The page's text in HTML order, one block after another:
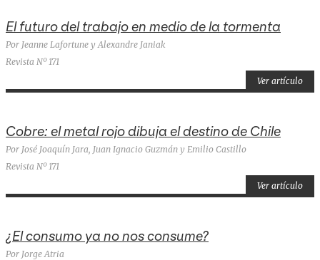
El futuro del trabajo en medio de la tormenta
Por Jeanne Lafortune y Alexandre Janiak
Revista Nº 171
Ver artículo
Cobre: el metal rojo dibuja el destino de Chile
Por José Joaquín Jara, Juan Ignacio Guzmán y Emilio Castillo
Revista Nº 171
Ver artículo
¿El consumo ya no nos consume?
Por Jorge Atria